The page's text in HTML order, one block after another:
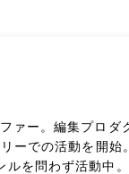
ァー。編集プロダ
ーでの活動を開始
ルを問わず活動中